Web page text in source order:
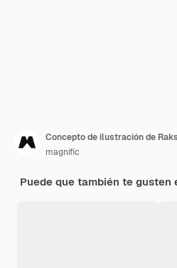
Concepto de ilustración de
magnific
Puede que también te gusten